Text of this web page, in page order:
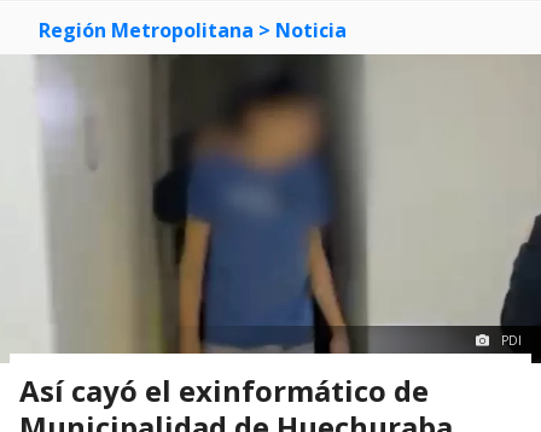
Región Metropolitana > Noticia
PDI
Así cayó el exinformático de